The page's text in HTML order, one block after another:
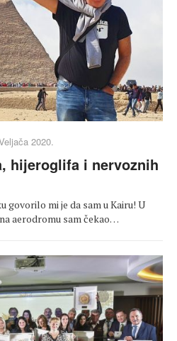
2020.
hijeroglifa i nervoznih
govorilo mi je da sam u Kairu! U
aerodromu sam čekao…